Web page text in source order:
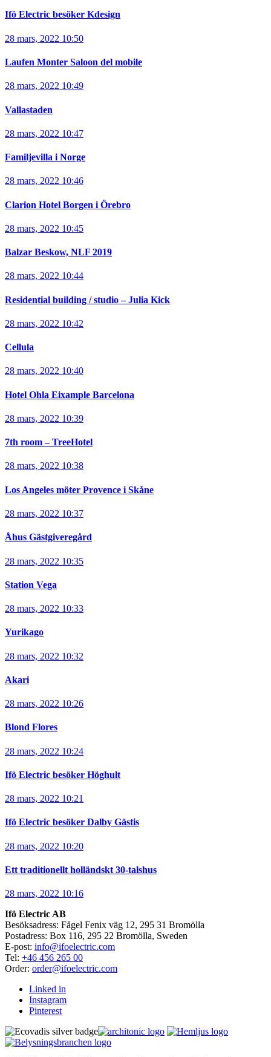
Ifö Electric besöker Kdesign
28 mars, 2022 10:50
Laufen Monter Saloon del mobile
28 mars, 2022 10:49
Vallastaden
28 mars, 2022 10:47
Familjevilla i Norge
28 mars, 2022 10:46
Clarion Hotel Borgen i Örebro
28 mars, 2022 10:45
Balzar Beskow, NLF 2019
28 mars, 2022 10:44
Residential building / studio – Julia Kick
28 mars, 2022 10:42
Cellula
28 mars, 2022 10:40
Hotel Ohla Eixample Barcelona
28 mars, 2022 10:39
7th room – TreeHotel
28 mars, 2022 10:38
Los Angeles möter Provence i Skåne
28 mars, 2022 10:37
Åhus Gästgiveregård
28 mars, 2022 10:35
Station Vega
28 mars, 2022 10:33
Yurikago
28 mars, 2022 10:32
Akari
28 mars, 2022 10:26
Blond Flores
28 mars, 2022 10:24
Ifö Electric besöker Höghult
28 mars, 2022 10:21
Ifö Electric besöker Dalby Gästis
28 mars, 2022 10:20
Ett traditionellt holländskt 30-talshus
28 mars, 2022 10:16
Ifö Electric AB
Besöksadress: Fågel Fenix väg 12, 295 31 Bromölla
Postadress: Box 116, 295 22 Bromölla, Sweden
E-post: info@ifoelectric.com
Tel: +46 456 265 00
Order: order@ifoelectric.com
Linked in
Instagram
Pinterest